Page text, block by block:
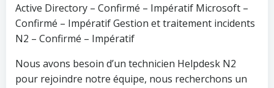
Active Directory – Confirmé – Impératif Microsoft –
Confirmé – Impératif Gestion et traitement incidents
N2 – Confirmé – Impératif
Nous avons besoin d’un technicien Helpdesk N2
pour rejoindre notre équipe, nous recherchons un